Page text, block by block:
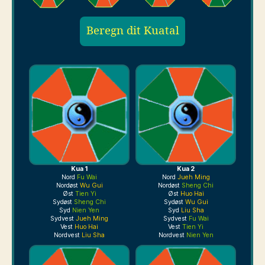
Beregn dit Kuatal
Kua 1
Nord Fu Wai
Nordøst Wu Gui
Øst Tien Yi
Sydøst Sheng Chi
Syd Nien Yen
Sydvest Jueh Ming
Vest Huo Hai
Nordvest Liu Sha
Kua 2
Nord Jueh Ming
Nordøst Sheng Chi
Øst Huo Hai
Sydøst Wu Gui
Syd Liu Sha
Sydvest Fu Wai
Vest Tien Yi
Nordvest Nien Yen